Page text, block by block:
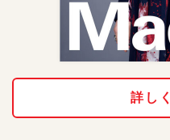
詳し